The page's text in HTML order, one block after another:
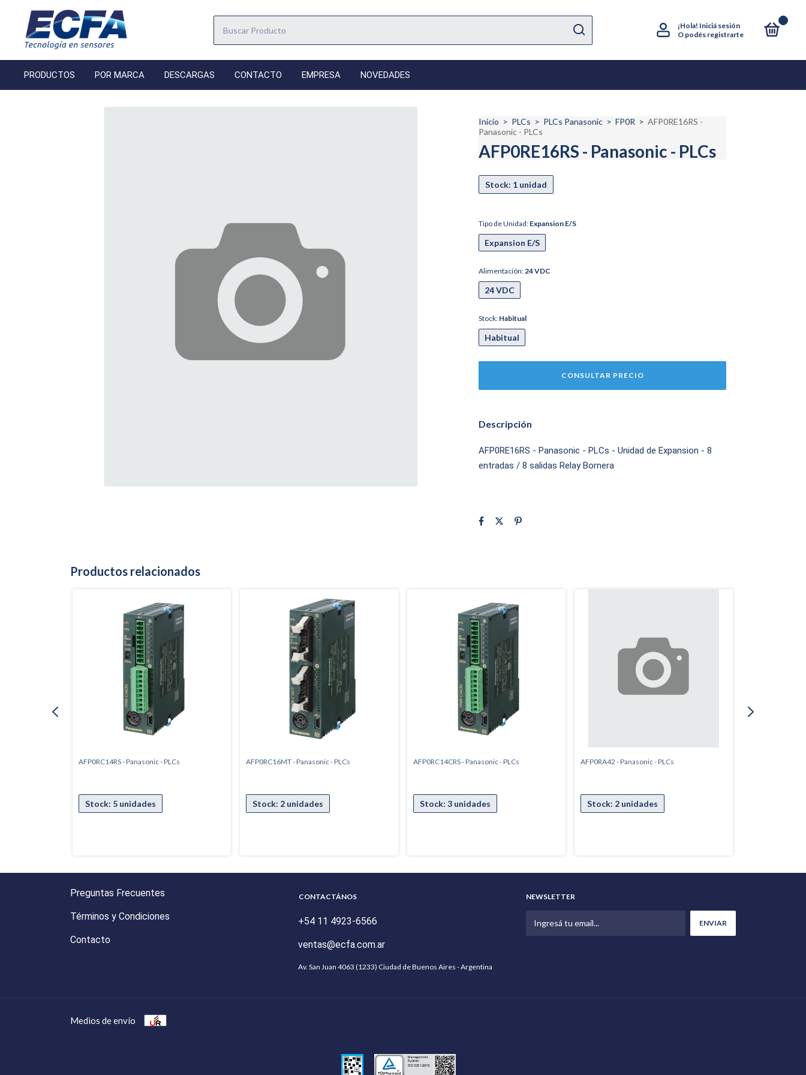
¡Hola! Iniciá sesión
O podés registrarte
PRODUCTOS POR MARCA DESCARGAS CONTACTO EMPRESA NOVEDADES
Inicio > PLCs > PLCs Panasonic > FP0R > AFP0RE16RS -
Panasonic - PLCs
AFP0RE16RS - Panasonic - PLCs
Tipo de Unidad: Expansion E/S
Expansion E/S
Alimentación:24 VDC
24 VDC
Stock: Habitual
Habitual
Descripción
AFP0RE16RS - Panasonic - PLCs - Unidad de Expansion - 8
entradas / 8 salidas Relay Bornera
Productos relacionados
AFP0RC14RS - Panasonic - PLCs AFP0RC16MT - Panasonic - PLCs AFP0RC14CRS - Panasonic - PLCs AFP0RA42 - Panasonic - PLCs
Preguntas Frecuentes
Términos y Condiciones
Contacto
CONTACTÁNOS
+54 11 4923-6566
ventas@ecfa.com.ar
Av. San Juan 4063 (1233) Ciudad de Buenos Aires - Argentina
NEWSLETTER
Medios de envío